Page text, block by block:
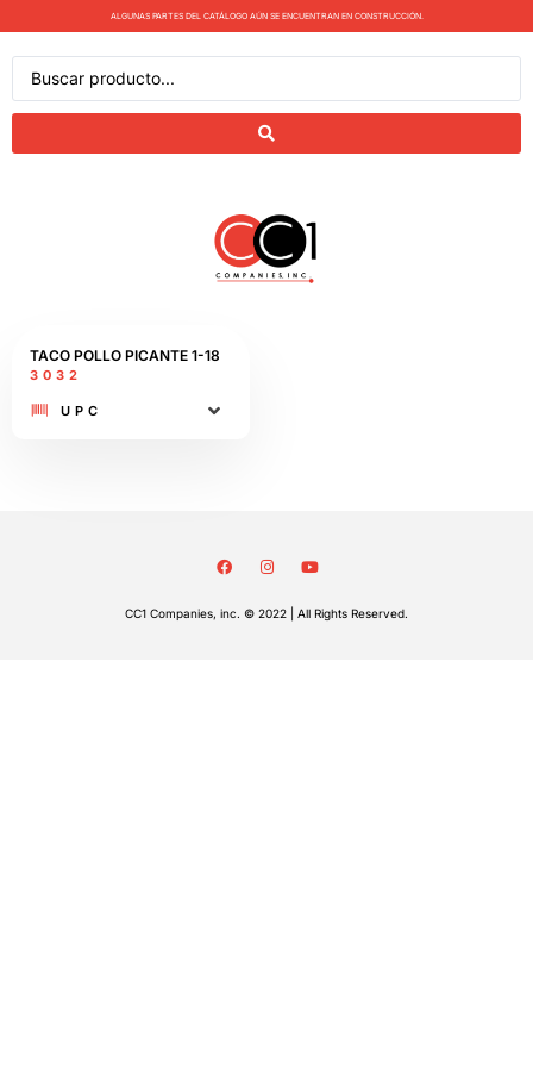
ALGUNAS PARTES DEL CATÁLOGO AÚN SE ENCUENTRAN EN CONSTRUCCIÓN.
TACO POLLO PICANTE​ 1-18
3032
UPC
CC1 Companies, inc. © 2022 | All Rights Reserved.